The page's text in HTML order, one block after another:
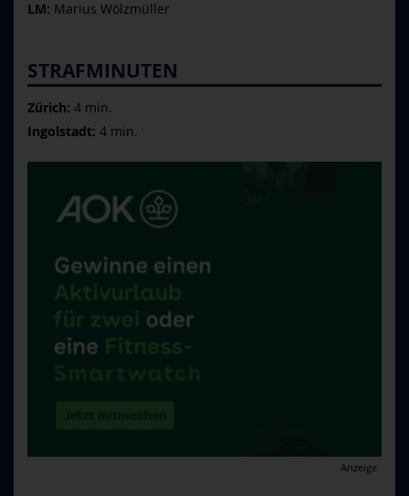
LM: Marius Wölzmüller
STRAFMINUTEN
Zürich: 4 min.
Ingolstadt: 4 min.
Anzeige